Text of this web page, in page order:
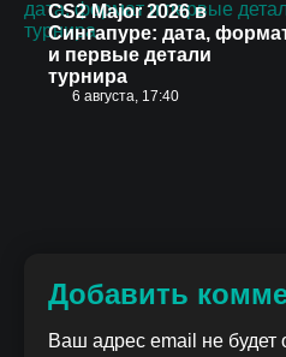
CS2 Major 2026 в
Сингапуре: дата,
и первые детали
турнира
6 августа, 17:40
Добавить
Ваш адрес email не будет